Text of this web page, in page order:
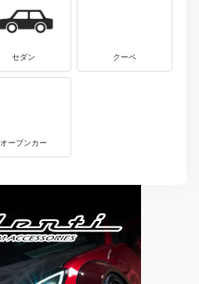
セダン クーペ
オープンカー